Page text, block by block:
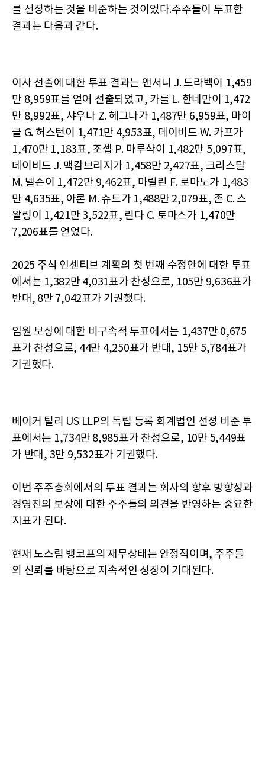
를 선정하는 것을 비준하는 것이었다.주주들이 투표한
결과는 다음과 같다.
이사 선출에 대한 투표 결과는 앤서니 J. 드라벡이 1,459
만 8,959표를 얻어 선출되었고, 카를 L. 한네만이 1,472
만 8,992표, 샤우나 Z. 헤그나가 1,487만 6,959표, 마이
클 G. 허스턴이 1,471만 4,953표, 데이비드 W. 카프가
1,470만 1,183표, 조셉 P. 마루샥이 1,482만 5,097표,
데이비드 J. 맥캄브리지가 1,458만 2,427표, 크리스탈
M. 넬슨이 1,472만 9,462표, 마릴린 F. 로마노가 1,483
만 4,635표, 아론 M. 슈트가 1,488만 2,079표, 존 C. 스
왈링이 1,421만 3,522표, 린다 C. 토마스가 1,470만
7,206표를 얻었다.
2025 주식 인센티브 계획의 첫 번째 수정안에 대한 투표
에서는 1,382만 4,031표가 찬성으로, 105만 9,636표가
반대, 8만 7,042표가 기권했다.
임원 보상에 대한 비구속적 투표에서는 1,437만 0,675
표가 찬성으로, 44만 4,250표가 반대, 15만 5,784표가
기권했다.
베이커 틸리 US LLP의 독립 등록 회계법인 선정 비준 투
표에서는 1,734만 8,985표가 찬성으로, 10만 5,449표
가 반대, 3만 9,532표가 기권했다.
이번 주주총회에서의 투표 결과는 회사의 향후 방향성과
경영진의 보상에 대한 주주들의 의견을 반영하는 중요한
지표가 된다.
현재 노스림 뱅코프의 재무상태는 안정적이며, 주주들
의 신뢰를 바탕으로 지속적인 성장이 기대된다.